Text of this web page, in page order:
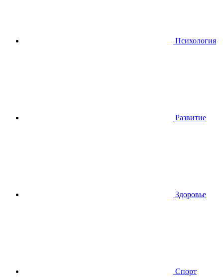
Психология
Развитие
Здоровье
Спорт